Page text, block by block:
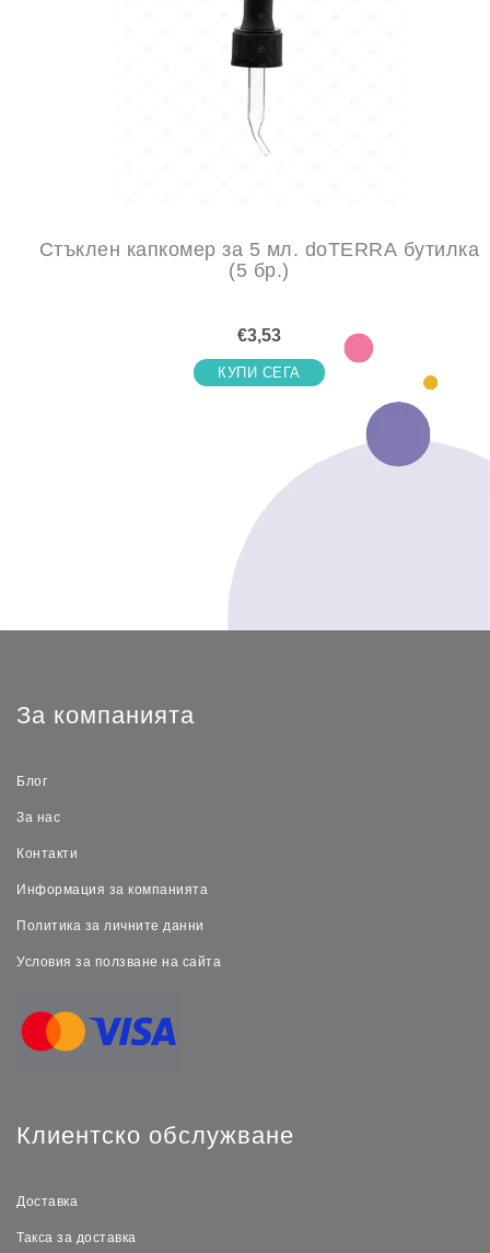
Стъклен капкомер за 5 мл. doTERRA бутилка
(5 бр.)
€3,53
КУПИ СЕГА
За компанията
Блог
За нас
Контакти
Информация за компанията
Политика за личните данни
Условия за ползване на сайта
Клиентско обслужване
Доставка
Такса за доставка